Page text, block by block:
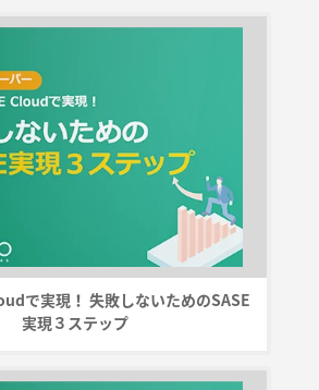
で実現！ 失敗しないためのSASE
実現３ステップ